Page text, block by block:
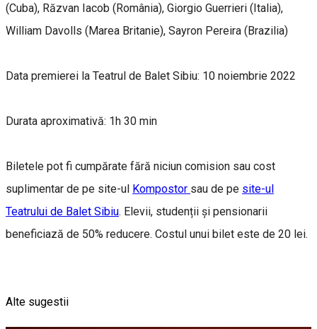
(Cuba), Răzvan Iacob (România), Giorgio Guerrieri (Italia),
William Davolls (Marea Britanie), Sayron Pereira (Brazilia)
Data premierei la Teatrul de Balet Sibiu: 10 noiembrie 2022
Durata aproximativă: 1h 30 min
Biletele pot fi cumpărate fără niciun comision sau cost
suplimentar de pe site-ul Kompostor sau de pe site-ul
Teatrului de Balet Sibiu. Elevii, studenții și pensionarii
beneficiază de 50% reducere. Costul unui bilet este de 20 lei.
Alte sugestii